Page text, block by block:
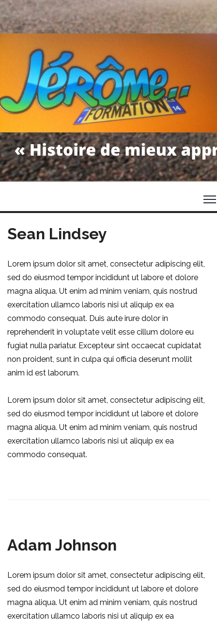
Sean Lindsey
Lorem ipsum dolor sit amet, consectetur adipiscing elit,
sed do eiusmod tempor incididunt ut labore et dolore
magna aliqua. Ut enim ad minim veniam, quis nostrud
exercitation ullamco laboris nisi ut aliquip ex ea
commodo consequat. Duis aute irure dolor in
reprehenderit in voluptate velit esse cillum dolore eu
fugiat nulla pariatur. Excepteur sint occaecat cupidatat
non proident, sunt in culpa qui officia deserunt mollit
anim id est laborum.
Lorem ipsum dolor sit amet, consectetur adipiscing elit,
sed do eiusmod tempor incididunt ut labore et dolore
magna aliqua. Ut enim ad minim veniam, quis nostrud
exercitation ullamco laboris nisi ut aliquip ex ea
commodo consequat.
Adam Johnson
Lorem ipsum dolor sit amet, consectetur adipiscing elit,
sed do eiusmod tempor incididunt ut labore et dolore
magna aliqua. Ut enim ad minim veniam, quis nostrud
exercitation ullamco laboris nisi ut aliquip ex ea